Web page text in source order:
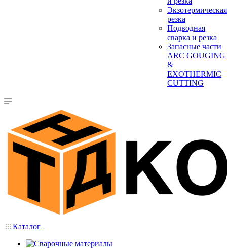
Экзотермическая
резка
Подводная
сварка и резка
Запасные части
ARC GOUGING
&
EXOTHERMIC
CUTTING
Каталог